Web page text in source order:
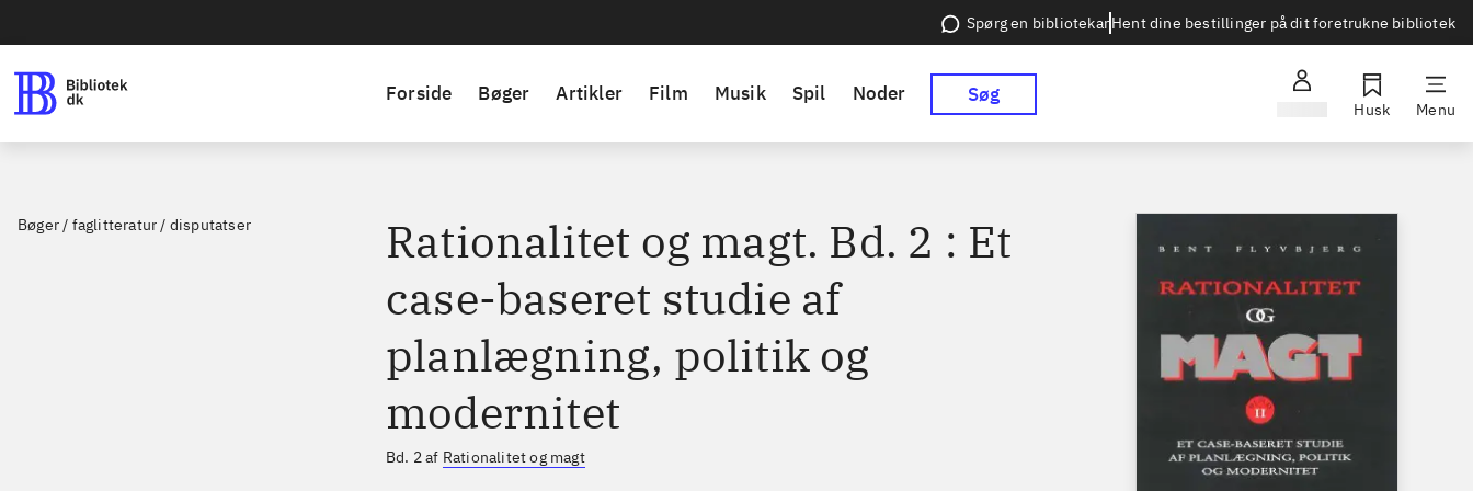
Spørg en bibliotekarHent dine bestillinger på dit foretrukne bibliotek
Forside Bøger Artikler Film Musik Spil Noder Søg
Husk Menu
Bøger / faglitteratur / disputatser
Rationalitet og magt. Bd. 2 : Et
case-baseret studie af
planlægning, politik og
modernitet
Bd. 2 af Rationalitet og magt